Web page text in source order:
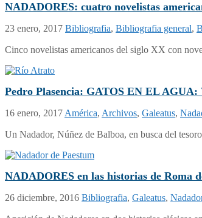
NADADORES: cuatro novelistas
23 enero, 2017 Bibliografia, Bibliografia general,
Cinco novelistas americanos del siglo XX con
Pedro Plasencia: GATOS EN EL
16 enero, 2017 América, Archivos, Galeatus,
Un Nadador, Núñez de Balboa, en busca del
NADADORES en las historias de Roma
26 diciembre, 2016 Bibliografia, Galeatus,